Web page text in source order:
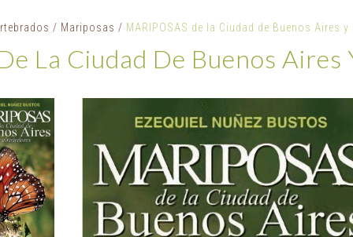
/ Mariposas / MARIPOSAS de la Ciudad de Buenos Aires
La Ciudad De Buenos